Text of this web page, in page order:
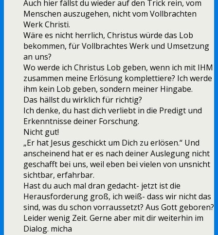
Auch hier fällst du wieder auf den Trick rein, vom
Menschen auszugehen, nicht vom Vollbrachten
Werk Christi.
Wäre es nicht herrlich, Christus würde das Lob
bekommen, für Vollbrachtes Werk und Umsetzung
an uns?
Wo werde ich Christus Lob geben, wenn ich mit IHM
zusammen meine Erlösung komplettiere? Ich werde
ihm kein Lob geben, sondern meiner Hingabe.
Das hällst du wirklich für richtig?
Ich denke, du hast dich verliebt in die Predigt und
Erkenntnisse deiner Forschung.
Nicht gut!
„Er hat Jesus geschickt um Dich zu erlösen.“ Und
anscheinend hat er es nach deiner Auslegung nicht
geschafft bei uns, weil eben bei vielen von unsnicht
sichtbar, erfahrbar.
Hast du auch mal dran gedacht- jetzt ist die
Herausforderung groß, ich weiß- dass wir nicht das
sind, was du schon vorraussetzt? Aus Gott geboren?
Leider wenig Zeit. Gerne aber mit dir weiterhin im
Dialog. micha